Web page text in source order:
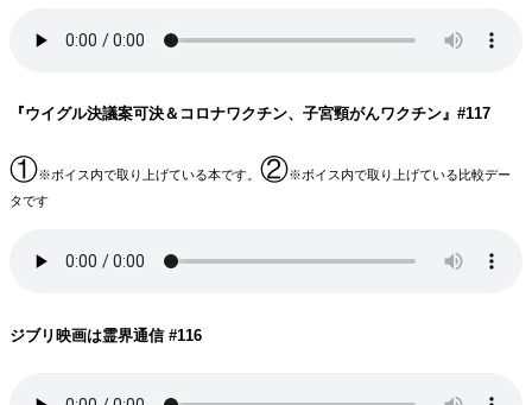
『ウイグル決議案可決＆コロナワクチン、子宮頸がんワクチン』 #117
①※ボイス内で取り上げている本です。 ②※ボイス内で取り上げている比較デー
タです
ジブリ映画は霊界通信 #116